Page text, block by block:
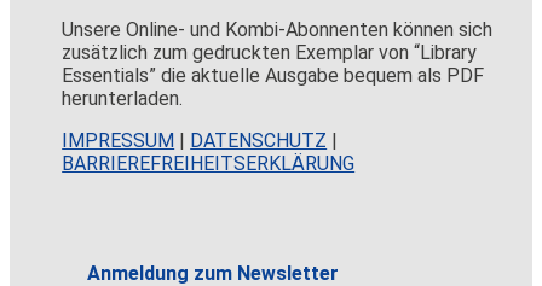
Unsere Online- und Kombi-Abonnenten können sich
zusätzlich zum gedruckten Exemplar von “Library
Essentials” die aktuelle Ausgabe bequem als PDF
herunterladen.
IMPRESSUM | DATENSCHUTZ |
BARRIEREFREIHEITSERKLÄRUNG
Anmeldung zum Newsletter